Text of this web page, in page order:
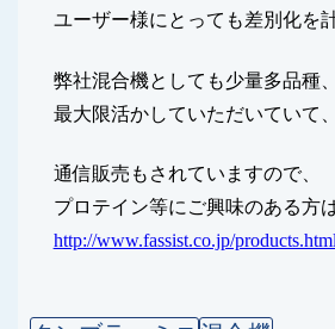
ユーザー様にとっても差別化を
弊社混合機としても少量多品種
最大限活かしていただいていて
通信販売もされていますので、
プロテイン等にご興味のある方
http://www.fassist.co.jp/products.html